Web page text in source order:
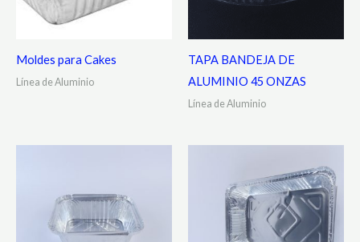
Moldes para Cakes
Línea de Aluminio
TAPA BANDEJA DE
ALUMINIO 45 ONZAS
Línea de Aluminio